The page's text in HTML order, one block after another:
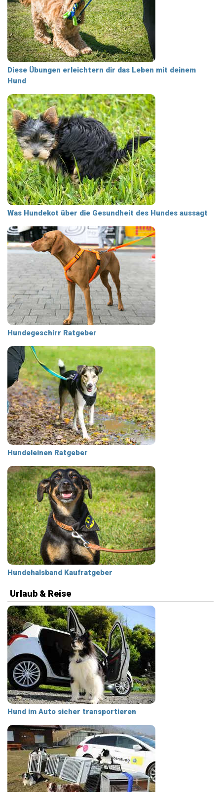
Diese Übungen erleichtern dir das Leben mit deinem
Hund
Was Hundekot über die Gesundheit des Hundes aussagt
Hundegeschirr Ratgeber
Hundeleinen Ratgeber
Hundehalsband Kaufratgeber
Urlaub & Reise
Hund im Auto sicher transportieren